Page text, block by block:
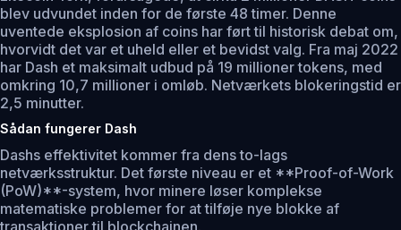
blev udvundet inden for de første 48 timer. Denne
uventede eksplosion af coins har ført til historisk debat om,
hvorvidt det var et uheld eller et bevidst valg. Fra maj 2022
har Dash et maksimalt udbud på 19 millioner tokens, med
omkring 10,7 millioner i omløb. Netværkets blokeringstid er
2,5 minutter.
Sådan fungerer Dash
Dashs effektivitet kommer fra dens to-lags
netværksstruktur. Det første niveau er et **Proof-of-Work
(PoW)**-system, hvor minere løser komplekse
matematiske problemer for at tilføje nye blokke af
transaktioner til blockchainen.